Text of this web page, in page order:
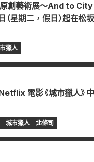
原創藝術展〜And to
（星期二，假日）起在松
獵人
電影《城市獵人》
城市獵人 北條司